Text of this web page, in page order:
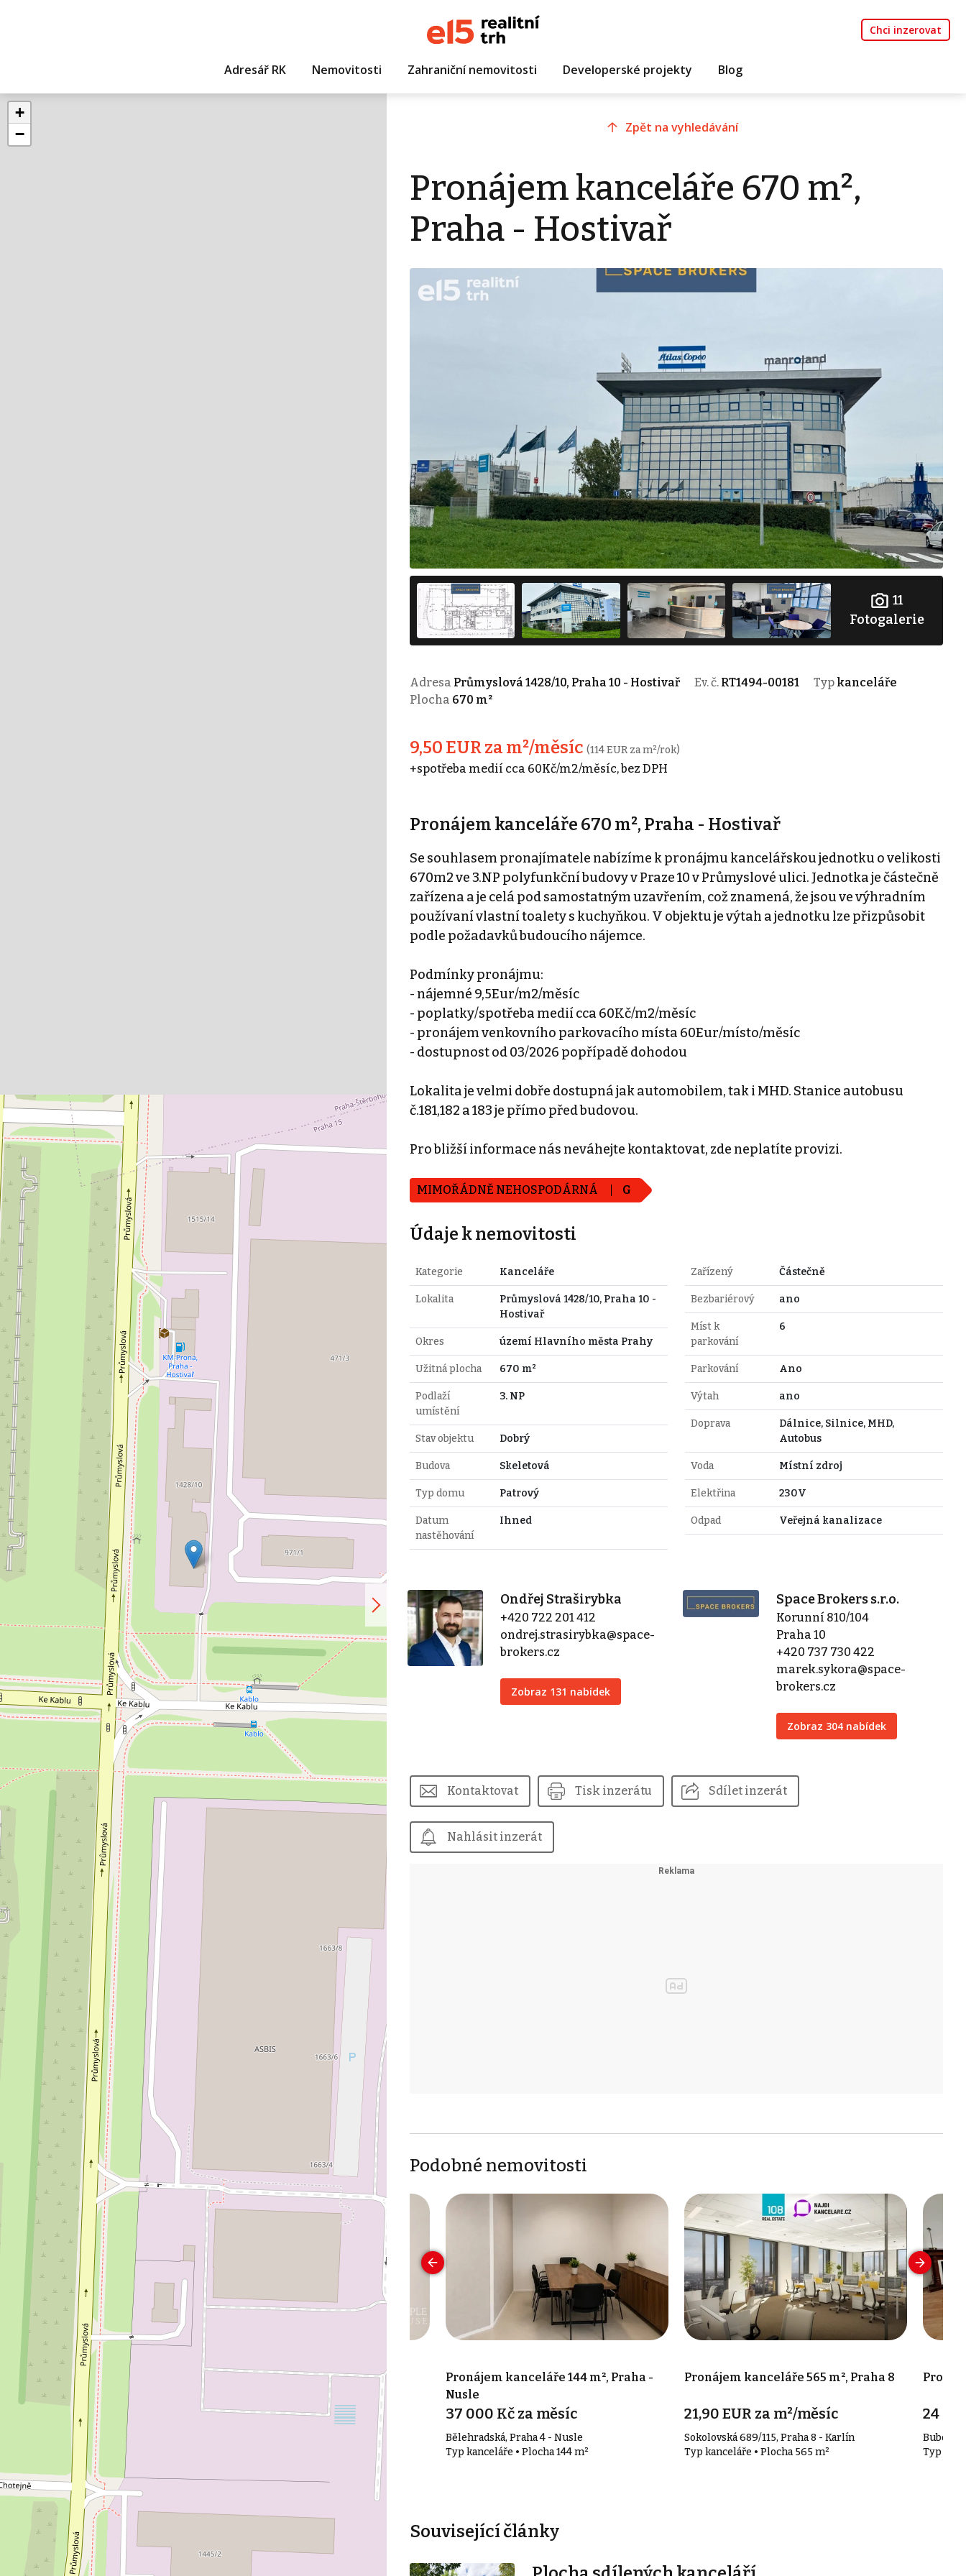
Chci inzerovat
Adresář RK Nemovitosti Zahraniční nemovitosti Developerské projekty Blog
+
−
Zpět na vyhledávání
Pronájem kanceláře 670 m²,
Praha - Hostivař
11
Fotogalerie
Adresa Průmyslová 1428/10, Praha 10 - Hostivař Ev. č. RT1494-00181 Typ kanceláře
Plocha 670 m²
9,50 EUR za m²/měsíc (114 EUR za m²/rok)
+spotřeba medií cca 60Kč/m2/měsíc, bez DPH
Pronájem kanceláře 670 m², Praha - Hostivař
Se souhlasem pronajímatele nabízíme k pronájmu kancelářskou jednotku o velikosti
670m2 ve 3.NP polyfunkční budovy v Praze 10 v Průmyslové ulici. Jednotka je částečně
zařízena a je celá pod samostatným uzavřením, což znamená, že jsou ve výhradním
používaní vlastní toalety s kuchyňkou. V objektu je výtah a jednotku lze přizpůsobit
podle požadavků budoucího nájemce.
Podmínky pronájmu:
- nájemné 9,5Eur/m2/měsíc
- poplatky/spotřeba medií cca 60Kč/m2/měsíc
- pronájem venkovního parkovacího místa 60Eur/místo/měsíc
- dostupnost od 03/2026 popřípadě dohodou
Lokalita je velmi dobře dostupná jak automobilem, tak i MHD. Stanice autobusu
č.181,182 a 183 je přímo před budovou.
Pro bližší informace nás neváhejte kontaktovat, zde neplatíte provizi.
MIMOŘÁDNĚ NEHOSPODÁRNÁ G
Údaje k nemovitosti
Kategorie Kanceláře
Lokalita
Průmyslová 1428/10, Praha 10 -
Hostivař
Okres území Hlavního města Prahy
Užitná plocha 670 m²
Podlaží
umístění
3. NP
Stav objektu Dobrý
Budova Skeletová
Typ domu Patrový
Datum
nastěhování
Ihned
Zařízený Částečně
Bezbariérový ano
Míst k
parkování
6
Parkování Ano
Výtah ano
Doprava
Dálnice, Silnice, MHD,
Autobus
Voda Místní zdroj
Elektřina 230V
Odpad Veřejná kanalizace
Ondřej Straširybka
+420 722 201 412
ondrej.strasirybka@space-
brokers.cz
Zobraz 131 nabídek
Space Brokers s.r.o.
Korunní 810/104
Praha 10
+420 737 730 422
marek.sykora@space-
brokers.cz
Zobraz 304 nabídek
Kontaktovat Tisk inzerátu Sdílet inzerát
Nahlásit inzerát
Podobné nemovitosti
kanceláře 265 m², Praha -
EUR za m²/měsíc
2059/80b, Praha 4 - Krč
• Plocha 265 m²
Pronájem kanceláře 17 m², Praha 7
10 000 Kč za měsíc
Pronájem kanceláře 144 m², Praha -
Nusle
37 000 Kč za měsíc
Bělehradská, Praha 4 - Nusle
Typ kanceláře • Plocha 144 m²
Pronájem kanceláře 565 m², Praha 8
21,90 EUR za m²/měsíc
Sokolovská 689/115, Praha 8 - Karlín
Typ kanceláře • Plocha 565 m²
24
Typ
Související články